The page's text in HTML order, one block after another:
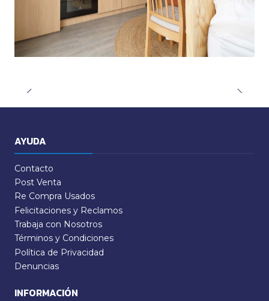
AYUDA
Contacto
Post Venta
Re Compra Usados
Felicitaciones y Reclamos
Trabaja con Nosotros
Términos y Condiciones
Política de Privacidad
Denuncias
INFORMACIÓN